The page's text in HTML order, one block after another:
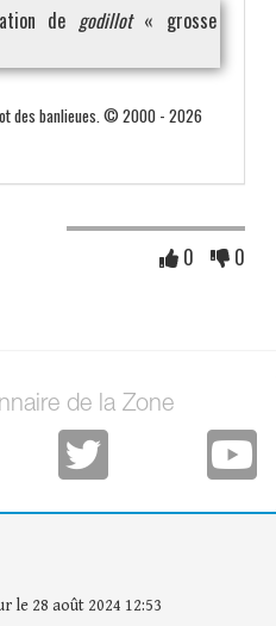
de godillot« grosse
des banlieues. © 2000 - 2026
0 0
de la Zone
le 28 août 2024 12:53